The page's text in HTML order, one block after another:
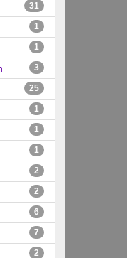
31
1
1
3
25
1
1
1
2
2
6
7
2